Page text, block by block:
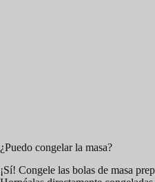
¿Puedo congelar la masa?
¡Sí! Congele las bolas de masa